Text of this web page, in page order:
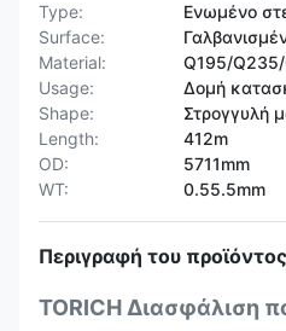
Type:
Ενωμένο
Surface:
Material:
Q195/
Usage:
Δομή
Shape:
Στρογγυλή
Length:
412m
OD:
5711mm
WT:
0.55.5mm
Περιγραφή του προϊόντος
TORICH Διασφάλιση